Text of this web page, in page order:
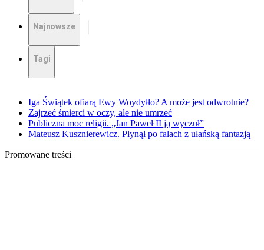
Najnowsze
Tagi
Iga Świątek ofiarą Ewy Woydyłło? A może jest odwrotnie?
Zajrzeć śmierci w oczy, ale nie umrzeć
Publiczna moc religii. „Jan Paweł II ją wyczuł”
Mateusz Kusznierewicz. Płynął po falach z ułańską fantazją
Promowane treści